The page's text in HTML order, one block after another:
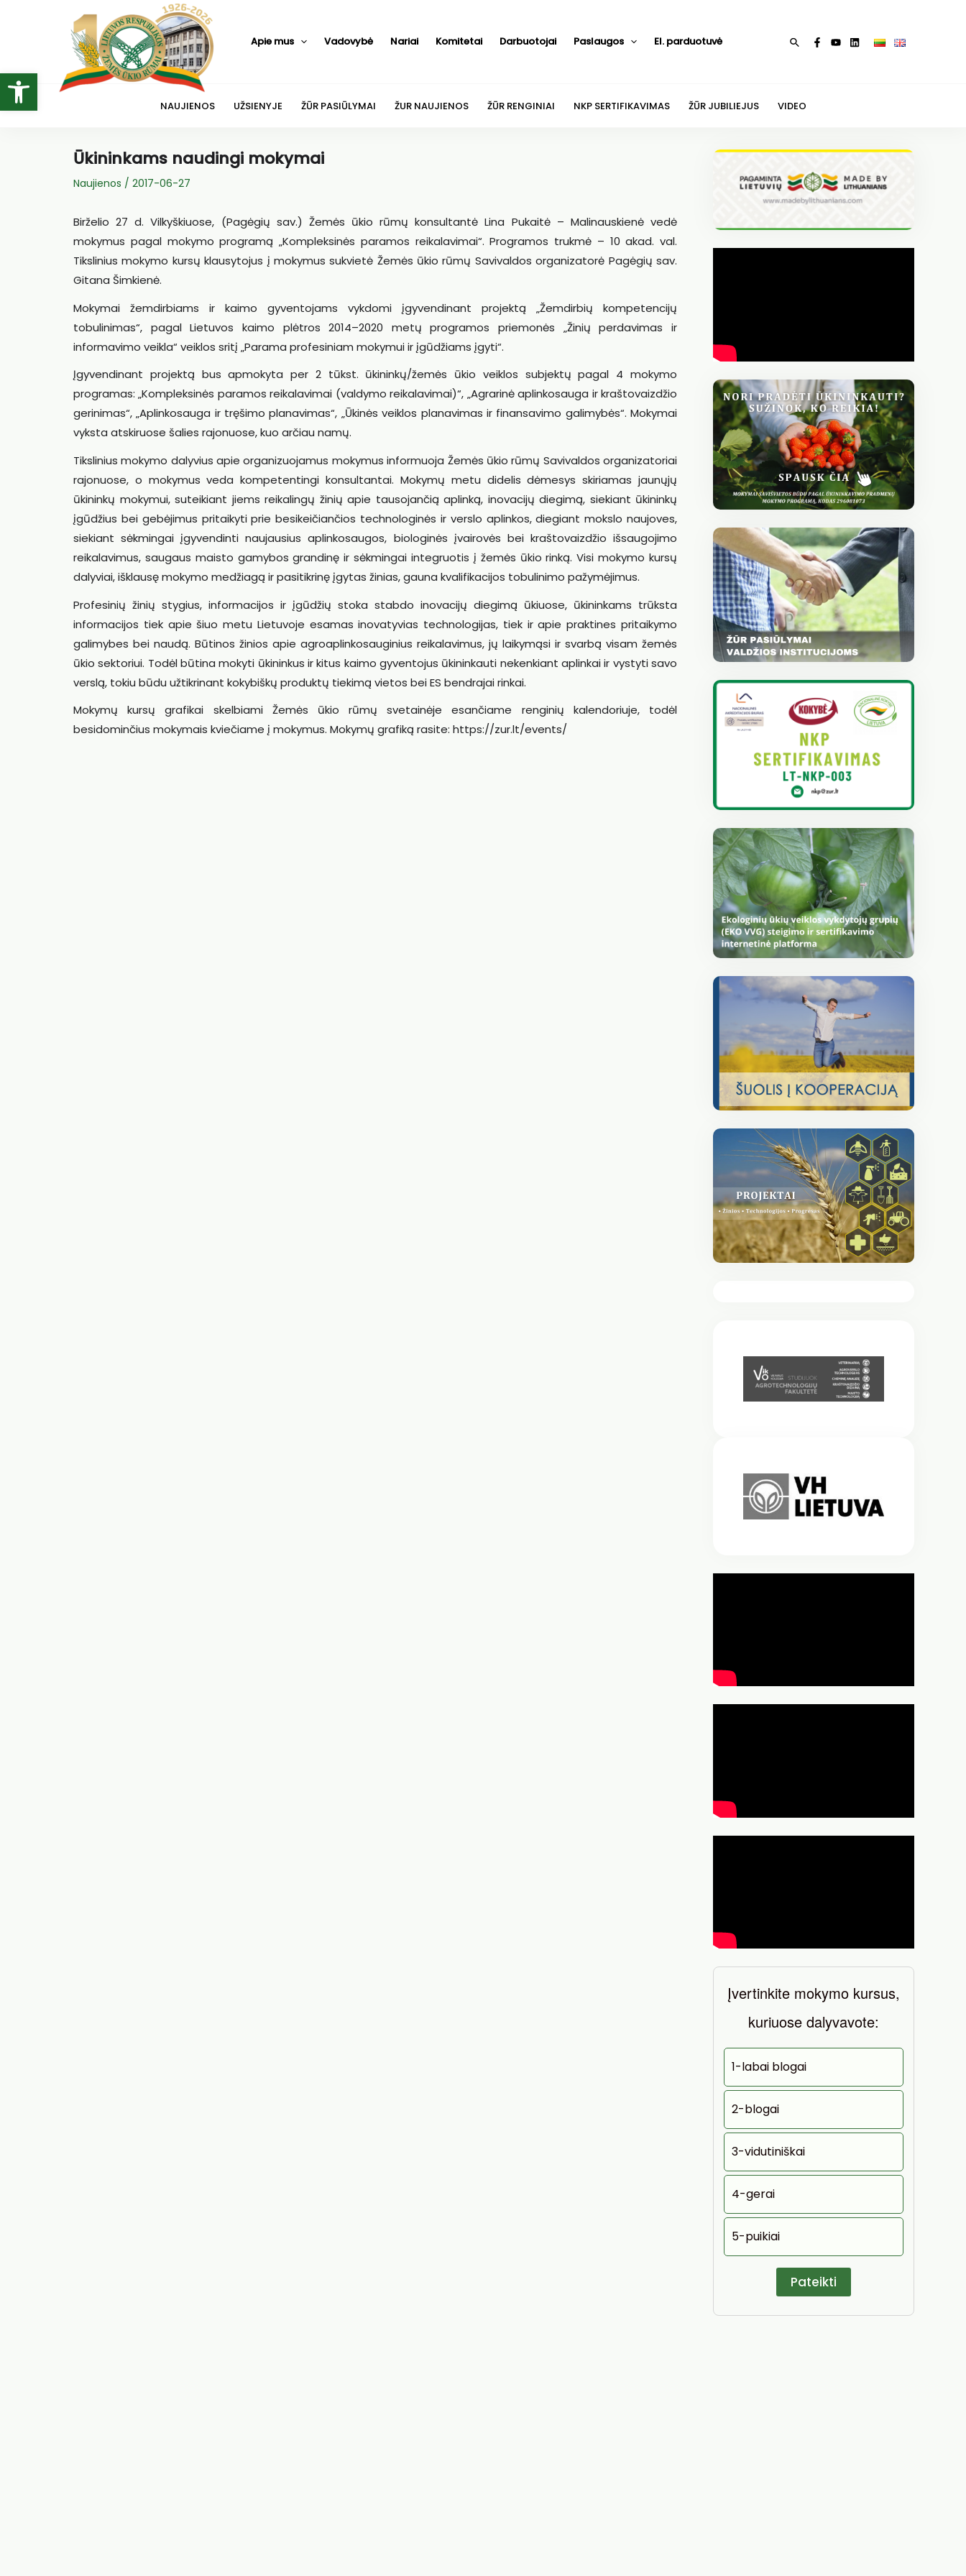
Open toolbar
Apie mus Vadovybė Nariai Komitetai Darbuotojai Paslaugos El. parduotuvė Paieška
NAUJIENOS UŽSIENYJE ŽŪR PASIŪLYMAI ŽUR NAUJIENOS ŽŪR RENGINIAI NKP SERTIFIKAVIMAS ŽŪR JUBILIEJUS VIDEO
Ūkininkams naudingi mokymai
Naujienos / 2017-06-27
Birželio 27 d. Vilkyškiuose, (Pagėgių sav.) Žemės ūkio rūmų konsultantė Lina Pukaitė – Malinauskienė vedė
mokymus pagal mokymo programą „Kompleksinės paramos reikalavimai“. Programos trukmė – 10 akad. val.
Tikslinius mokymo kursų klausytojus į mokymus sukvietė Žemės ūkio rūmų Savivaldos organizatorė Pagėgių sav.
Gitana Šimkienė.
Mokymai žemdirbiams ir kaimo gyventojams vykdomi įgyvendinant projektą „Žemdirbių kompetencijų
tobulinimas“, pagal Lietuvos kaimo plėtros 2014–2020 metų programos priemonės „Žinių perdavimas ir
informavimo veikla“ veiklos sritį „Parama profesiniam mokymui ir įgūdžiams įgyti“.
Įgyvendinant projektą bus apmokyta per 2 tūkst. ūkininkų/žemės ūkio veiklos subjektų pagal 4 mokymo
programas: „Kompleksinės paramos reikalavimai (valdymo reikalavimai)“, „Agrarinė aplinkosauga ir kraštovaizdžio
gerinimas“, „Aplinkosauga ir tręšimo planavimas“, „Ūkinės veiklos planavimas ir finansavimo galimybės“. Mokymai
vyksta atskiruose šalies rajonuose, kuo arčiau namų.
Tikslinius mokymo dalyvius apie organizuojamus mokymus informuoja Žemės ūkio rūmų Savivaldos organizatoriai
rajonuose, o mokymus veda kompetentingi konsultantai. Mokymų metu didelis dėmesys skiriamas jaunųjų
ūkininkų mokymui, suteikiant jiems reikalingų žinių apie tausojančią aplinką, inovacijų diegimą, siekiant ūkininkų
įgūdžius bei gebėjimus pritaikyti prie besikeičiančios technologinės ir verslo aplinkos, diegiant mokslo naujoves,
siekiant sėkmingai įgyvendinti naujausius aplinkosaugos, biologinės įvairovės bei kraštovaizdžio išsaugojimo
reikalavimus, saugaus maisto gamybos grandinę ir sėkmingai integruotis į žemės ūkio rinką. Visi mokymo kursų
dalyviai, išklausę mokymo medžiagą ir pasitikrinę įgytas žinias, gauna kvalifikacijos tobulinimo pažymėjimus.
Profesinių žinių stygius, informacijos ir įgūdžių stoka stabdo inovacijų diegimą ūkiuose, ūkininkams trūksta
informacijos tiek apie šiuo metu Lietuvoje esamas inovatyvias technologijas, tiek ir apie praktines pritaikymo
galimybes bei naudą. Būtinos žinios apie agroaplinkosauginius reikalavimus, jų laikymąsi ir svarbą visam žemės
ūkio sektoriui. Todėl būtina mokyti ūkininkus ir kitus kaimo gyventojus ūkininkauti nekenkiant aplinkai ir vystyti savo
verslą, tokiu būdu užtikrinant kokybiškų produktų tiekimą vietos bei ES bendrajai rinkai.
Mokymų kursų grafikai skelbiami Žemės ūkio rūmų svetainėje esančiame renginių kalendoriuje, todėl
besidominčius mokymais kviečiame į mokymus. Mokymų grafiką rasite: https://zur.lt/events/
Įvertinkite mokymo kursus,
kuriuose dalyvavote:
1-labai blogai
2-blogai
3-vidutiniškai
4-gerai
5-puikiai